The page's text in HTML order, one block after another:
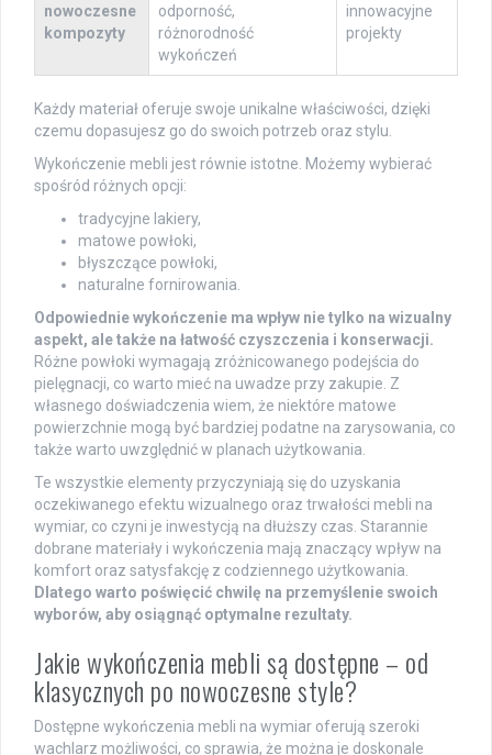
nowoczesne
kompozyty
odporność,
różnorodność
wykończeń
innowacyjne
projekty
Każdy materiał oferuje swoje unikalne właściwości, dzięki
czemu dopasujesz go do swoich potrzeb oraz stylu.
Wykończenie mebli jest równie istotne. Możemy wybierać
spośród różnych opcji:
tradycyjne lakiery,
matowe powłoki,
błyszczące powłoki,
naturalne fornirowania.
Odpowiednie wykończenie ma wpływ nie tylko na wizualny
aspekt, ale także na łatwość czyszczenia i konserwacji.
Różne powłoki wymagają zróżnicowanego podejścia do
pielęgnacji, co warto mieć na uwadze przy zakupie. Z
własnego doświadczenia wiem, że niektóre matowe
powierzchnie mogą być bardziej podatne na zarysowania, co
także warto uwzględnić w planach użytkowania.
Te wszystkie elementy przyczyniają się do uzyskania
oczekiwanego efektu wizualnego oraz trwałości mebli na
wymiar, co czyni je inwestycją na dłuższy czas. Starannie
dobrane materiały i wykończenia mają znaczący wpływ na
komfort oraz satysfakcję z codziennego użytkowania.
Dlatego warto poświęcić chwilę na przemyślenie swoich
wyborów, aby osiągnąć optymalne rezultaty.
Jakie wykończenia mebli są dostępne – od
klasycznych po nowoczesne style?
Dostępne wykończenia mebli na wymiar oferują szeroki
wachlarz możliwości, co sprawia, że można je doskonale